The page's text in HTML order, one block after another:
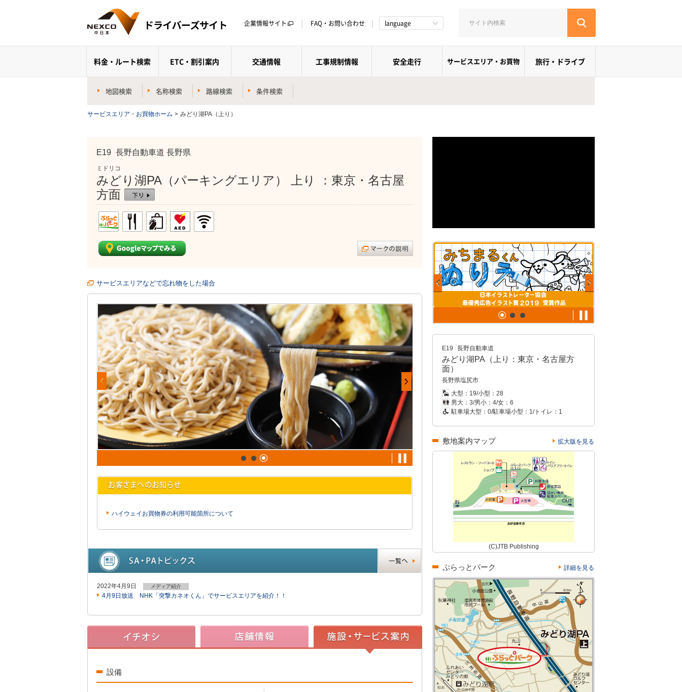
企業情報サイト FAQ・お問い合わせ language
料金・ルート検索 ETC・割引案内 交通情報 工事規制情報 安全走行 サービスエリア・お買物 旅行・ドライブ
地図検索 名称検索 路線検索 条件検索
サービスエリア・お買物ホーム > みどり湖PA（上り）
E19 長野自動車道 長野県
ミドリコ
みどり湖PA（パーキングエリア） 上り ：東京・名古屋
方面
サービスエリアなどで忘れ物をした場合
ハイウェイお買物券の利用可能箇所について
2022年4月9日 メディア紹介
4月9日放送 NHK「突撃カネオくん」でサービスエリアを紹介！！
設備
E19 長野自動車道
みどり湖PA（上り：東京・名古屋方
面）
長野県塩尻市
大型：19/小型：28
男大：3/男小：4/女：6
駐車場大型：0/駐車場小型：1/トイレ：1
敷地案内マップ 拡大版を見る
(C)JTB Publishing
ぷらっとパーク 詳細を見る